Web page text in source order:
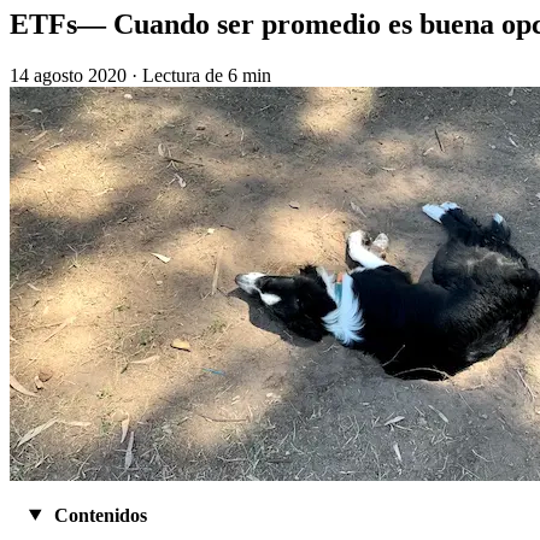
ETFs— Cuando ser promedio es buena
14 agosto 2020 · Lectura de 6 min
Contenidos